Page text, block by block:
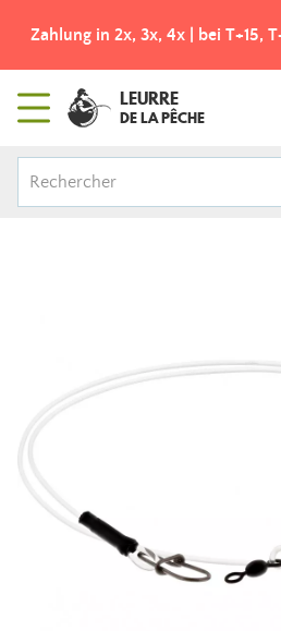
Zahlung in 2x, 3x, 4x | bei T+15,
LEURRE
DE LA PÊCHE